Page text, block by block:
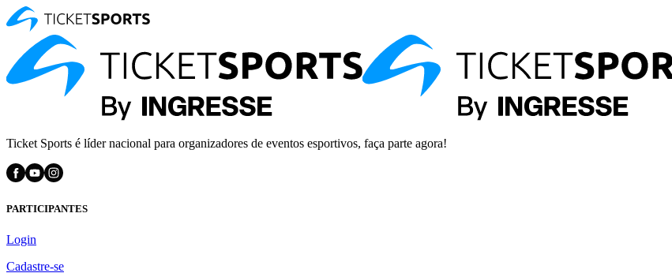
Ticket Sports é líder nacional para organizadores de eventos esportivos, faça parte agora!
PARTICIPANTES
Login
Cadastre-se